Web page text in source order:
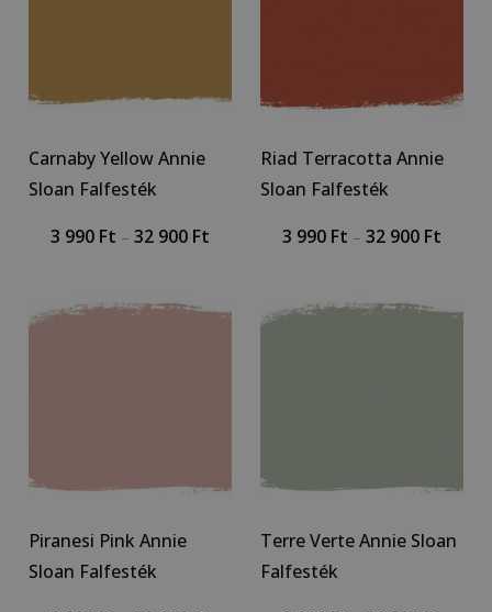
Carnaby Yellow Annie
Sloan Falfesték
3 990 Ft – 32 900 Ft
Riad Terracotta Annie
Sloan Falfesték
3 990 Ft – 32 900 Ft
Piranesi Pink Annie
Sloan Falfesték
Terre Verte Annie Sloan
Falfesték